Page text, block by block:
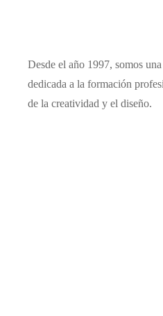
Desde el año 1997, somos
dedicada a la formación
de la creatividad y el diseño.